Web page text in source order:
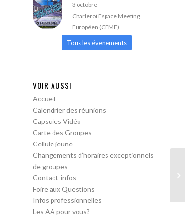
3 octobre
Charleroi Espace Meeting
Européen (CEME)
Tous les évenements
VOIR AUSSI
Accueil
Calendrier des réunions
Capsules Vidéo
Carte des Groupes
Cellule jeune
Changements d’horaires exceptionnels
de groupes
Contact-infos
Foire aux Questions
Infos professionnelles
Les AA pour vous?